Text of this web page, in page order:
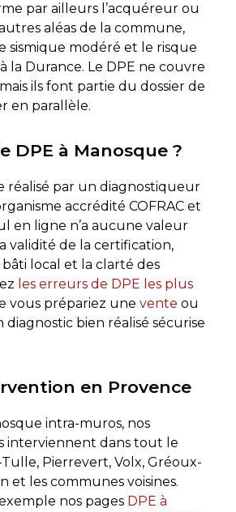
par ailleurs l’acquéreur ou
aléas de la commune,
sismique modéré et le risque
la Durance. Le DPE ne couvre
ils font partie du dossier de
en parallèle.
DPE à Manosque ?
réalisé par un diagnostiqueur
accrédité COFRAC et
en ligne n’a aucune valeur
validité de la certification,
bâti local et la clarté des
les erreurs de DPE les plus
vous prépariez une vente ou
bien réalisé sécurise
en Provence
intra-muros, nos
interviennent dans tout le
Pierrevert, Volx, Gréoux-
et les communes voisines.
nos pages DPE à